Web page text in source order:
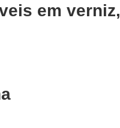
em verniz,